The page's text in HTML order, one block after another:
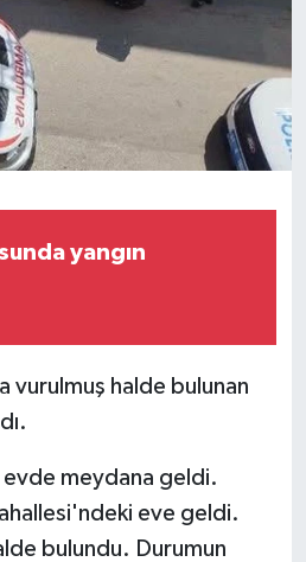
yangın
vurulmuş halde bulunan
evde meydana geldi.
eve geldi.
bulundu. Durumun